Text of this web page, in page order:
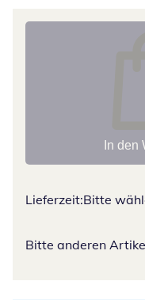
In den
Lieferzeit:Bitte
Bitte anderen